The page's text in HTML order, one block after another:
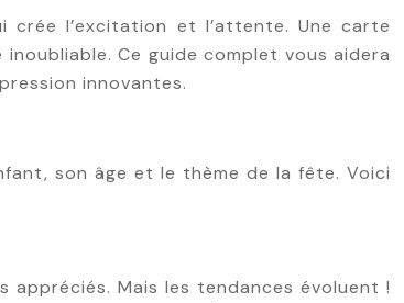
crée l’excitation et l’attente. Une carte
Ce guide complet vous aidera
innovantes.
son âge et le thème de la fête. Voici
Mais les tendances évoluent !